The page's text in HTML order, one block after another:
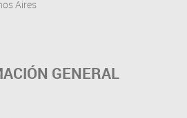
Aires
GENERAL